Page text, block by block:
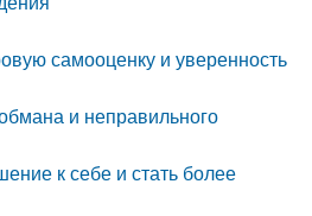
самооценку и уверенность
и неправильного
к себе и стать более